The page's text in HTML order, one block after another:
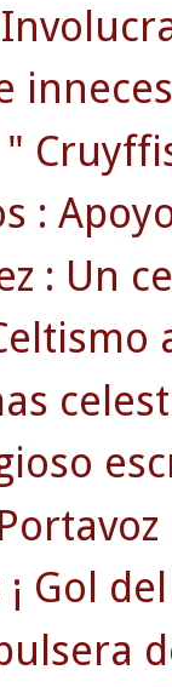
"
:
: Un
Gol